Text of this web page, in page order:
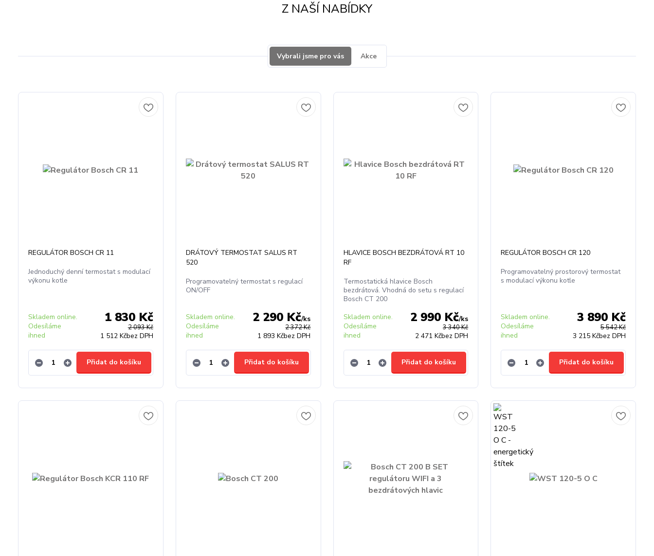
Z NAŠÍ NABÍDKY
Vybrali jsme pro vás Akce
REGULÁTOR BOSCH CR 11
Jednoduchý denní termostat s modulací
výkonu kotle
2 093 Kč
1 830 Kč
1 512 Kčbez DPH
Skladem online.
Odesíláme
ihned
Přidat do košíku
DRÁTOVÝ TERMOSTAT SALUS RT
520
Programovatelný termostat s regulací
ON/OFF
2 372 Kč
2 290 Kč/ks
1 893 Kčbez DPH
Skladem online.
Odesíláme
ihned
Přidat do košíku
HLAVICE BOSCH BEZDRÁTOVÁ RT 10
RF
Termostatická hlavice Bosch
bezdrátová. Vhodná do setu s regulací
Bosch CT 200
3 340 Kč
2 990 Kč/ks
2 471 Kčbez DPH
Skladem online.
Odesíláme
ihned
Přidat do košíku
REGULÁTOR BOSCH CR 120
Programovatelný prostorový termostat
s modulací výkonu kotle
5 542 Kč
3 890 Kč
3 215 Kčbez DPH
Skladem online.
Odesíláme
ihned
Přidat do košíku